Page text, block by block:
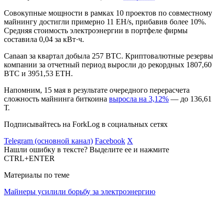
Совокупные мощности в рамках 10 проектов по совместному
майнингу достигли примерно 11 EH/s, прибавив более 10%.
Средняя стоимость электроэнергии в портфеле фирмы
составила 0,04 за кВт·ч.
Canaan за квартал добыла 257 BTC. Криптовалютные резервы
компании за отчетный период выросли до рекордных 1807,60
BTC и 3951,53 ETH.
Напомним, 15 мая в результате очередного перерасчета
сложность майнинга биткоина выросла на 3,12% — до 136,61
Т.
Подписывайтесь на ForkLog в социальных сетях
Telegram (основной канал) Facebook X
Нашли ошибку в тексте? Выделите ее и нажмите
CTRL+ENTER
Материалы по теме
Майнеры усилили борьбу за электроэнергию